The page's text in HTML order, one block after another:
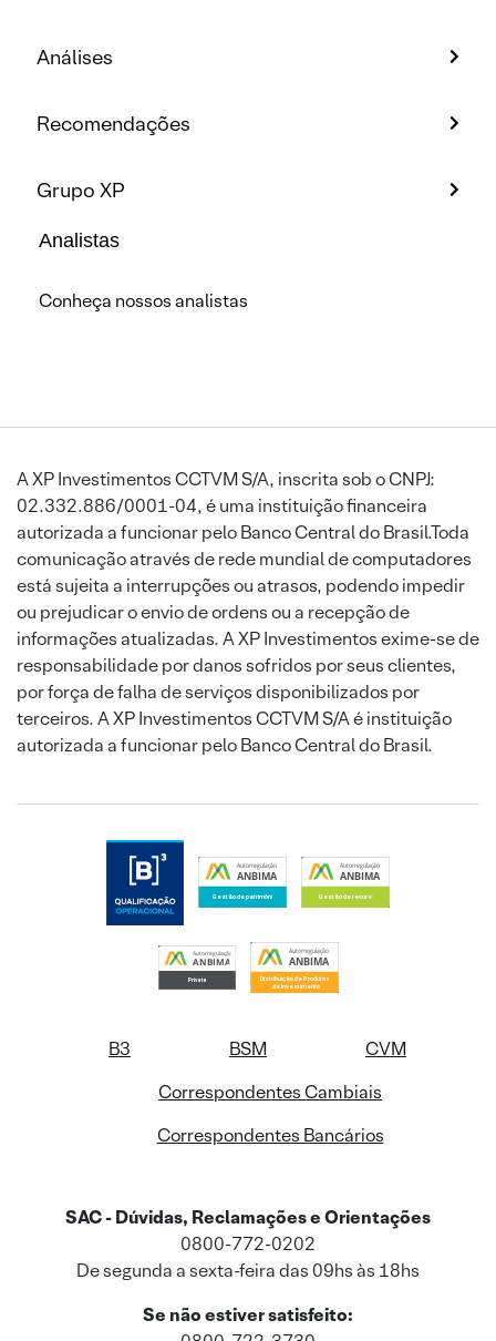
Análises
Recomendações
Grupo XP
Analistas
Conheça nossos analistas
A XP Investimentos CCTVM S/A, inscrita sob o CNPJ:
02.332.886/0001-04, é uma instituição financeira
autorizada a funcionar pelo Banco Central do Brasil.Toda
comunicação através de rede mundial de computadores
está sujeita a interrupções ou atrasos, podendo impedir
ou prejudicar o envio de ordens ou a recepção de
informações atualizadas. A XP Investimentos exime-se de
responsabilidade por danos sofridos por seus clientes,
por força de falha de serviços disponibilizados por
terceiros. A XP Investimentos CCTVM S/A é instituição
autorizada a funcionar pelo Banco Central do Brasil.
B3 BSM
CVM
Correspondentes Cambiais
Correspondentes Bancários
SAC - Dúvidas, Reclamações e Orientações
0800-772-0202
De segunda a sexta-feira das 09hs às 18hs
Se não estiver satisfeito: